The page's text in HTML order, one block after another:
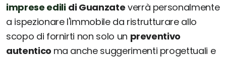
imprese edili di Guanzate verrà personalmente
a ispezionare l'immobile da ristrutturare allo
scopo di fornirti non solo un preventivo
autentico ma anche suggerimenti progettuali e